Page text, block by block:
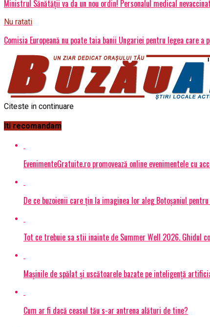
Ministrul Sănătății va da un nou ordin! Personalul medical
Nu ratati
Comisia Europeană nu poate taia banii Ungariei pentru legea care
Citeste in continuare
Iti recomandam
EvenimenteGratuite.ro promovează online evenimentele cu
De ce buzoienii care țin la imaginea lor aleg Botoșaniul
Tot ce trebuie sa stii inainte de Summer Well 2026. Ghidul
Mașinile de spălat și uscătoarele bazate pe inteligență
Cum ar fi dacă ceasul tău s-ar antrena alături de tine?